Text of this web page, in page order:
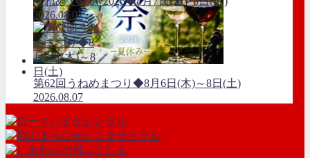
2026.08.07
第62回うねめまつり◆8月6日(木)～8日(土)
2026.08.07